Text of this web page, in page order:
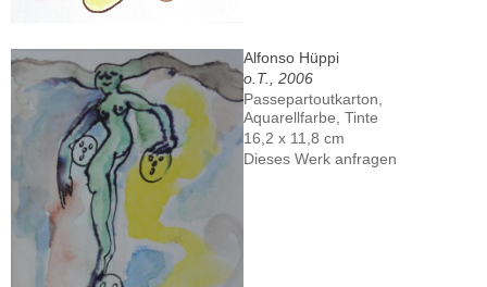
Alfonso Hüppi
o.T., 2006
Passepartoutkarton,
Aquarellfarbe, Tinte
16,2 x 11,8 cm
Dieses Werk anfragen